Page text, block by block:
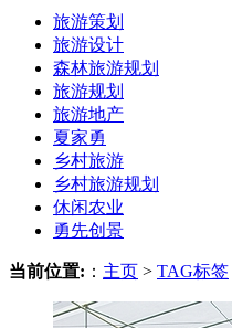
旅游策划
旅游设计
森林旅游规划
旅游规划
旅游地产
夏家勇
乡村旅游
乡村旅游规划
休闲农业
勇先创景
当前位置: ： 主页 > TAG标签